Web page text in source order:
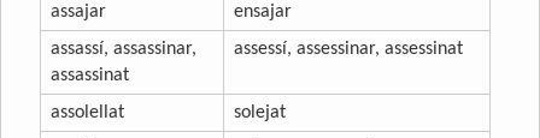
assajar
ensajar
assassí, assassinar,
assassinat
assessí, assessinar, assessinat
assolellat
solejat